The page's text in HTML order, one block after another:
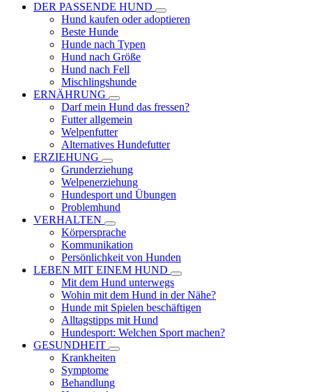
DER PASSENDE HUND
Hund kaufen oder adoptieren
Beste Hunde
Hunde nach Typen
Hund nach Größe
Hund nach Fell
Mischlingshunde
ERNÄHRUNG
Darf mein Hund das fressen?
Futter allgemein
Welpenfutter
Alternatives Hundefutter
ERZIEHUNG
Grunderziehung
Welpenerziehung
Hundesport und Übungen
Problemhund
VERHALTEN
Körpersprache
Kommunikation
Persönlichkeit von Hunden
LEBEN MIT EINEM HUND
Mit dem Hund unterwegs
Wohin mit dem Hund in der Nähe?
Hunde mit Spielen beschäftigen
Alltagstipps mit Hund
Hundesport: Welchen Sport machen?
GESUNDHEIT
Krankheiten
Symptome
Behandlung